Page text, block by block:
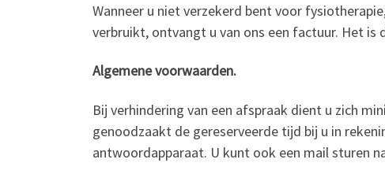
Wanneer u niet verzekerd bent voor
verbruikt, ontvangt u van ons een factuur. Het
Algemene voorwaarden.
Bij verhindering van een afspraak dient u zich
genoodzaakt de gereserveerde tijd bij u in
antwoordapparaat. U kunt ook een mail sturen